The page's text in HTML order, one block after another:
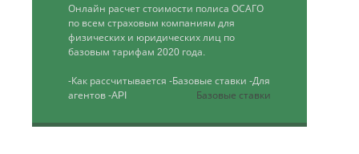
Онлайн расчет стоимости полиса ОСАГО
по всем страховым компаниям для
физических и юридических лиц по
базовым тарифам 2020 года.
-Как рассчитывается -Базовые ставки -Для
агентов-API Базовые ставки